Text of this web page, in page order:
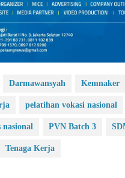
Darmawansyah Kemnaker
pelatihan vokasi nasional
PVN Batch 3
Tenaga Kerja